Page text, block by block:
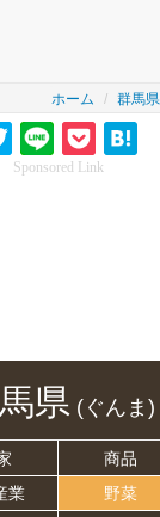
ホーム 群馬県
Sponsored Link
県(ぐんま)
商品
業 野菜